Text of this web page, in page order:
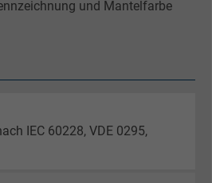
und Mantelfarbe
IEC 60228, VDE 0295,